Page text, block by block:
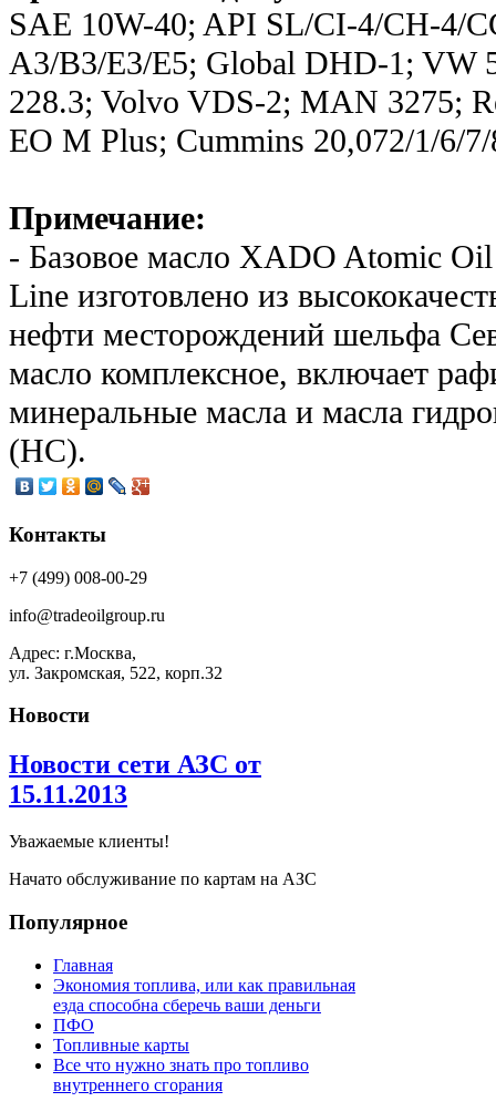
SAE 10W-40; API SL/CI-4/СH-4/
A3/B3/E3/E5; Global DHD-1; VW
228.3; Volvo VDS-2; MAN 3275;
EO M Plus; Cummins 20,072/1/6/
Примечание:
- Базовое масло XADO Atomic
Line изготовлено из
нефти месторождений шельфа
масло комплексное, включает
минеральные масла и масла
(НС).
Контакты
+7 (499) 008-00-29
info@tradeoilgroup.ru
Адрес: г.Москва,
ул. Закромская, 522, корп.32
Новости
Новости сети АЗС от
15.11.2013
Уважаемые клиенты!
Начато обслуживание по картам на АЗС
Популярное
Главная
Экономия топлива, или как правильная
езда способна сберечь ваши деньги
ПФО
Топливные карты
Все что нужно знать про топливо
внутреннего сгорания